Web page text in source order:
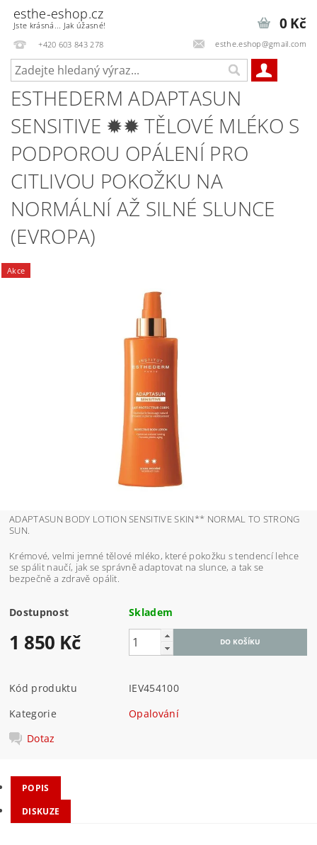
esthe-eshop.cz
Jste krásná... Jak úžasné!
+420 603 843 278
esthe.eshop@gmail.com
0 Kč
ESTHEDERM ADAPTASUN
SENSITIVE ✹✹ TĚLOVÉ MLÉKO S
PODPOROU OPÁLENÍ PRO
CITLIVOU POKOŽKU NA
NORMÁLNÍ AŽ SILNÉ SLUNCE
(EVROPA)
Akce
ADAPTASUN BODY LOTION SENSITIVE SKIN** NORMAL TO STRONG
SUN.
Krémové, velmi jemné tělové mléko, které pokožku s tendencí lehce
se spálit naučí, jak se správně adaptovat na slunce, a tak se
bezpečně a zdravě opálit.
Dostupnost Skladem
1 850 Kč
Kód produktu
IEV454100
Kategorie
Opalování
Dotaz
POPIS
DISKUZE